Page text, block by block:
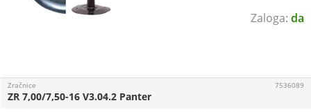
da
Zračnice
ZR 7,00/7,50-16 V3.04.2 Panter
7536089